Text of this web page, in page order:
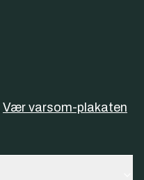
Vær varsom-plakaten